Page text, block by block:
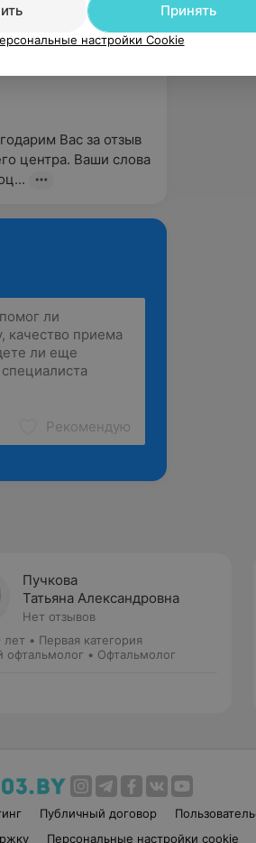
Очень
Елена Максимовна.
Вас за отзыв
центра. Ваши слова
Рекомендую
Пучкова
Татьяна Александровна
Нет отзывов
лет • Первая категория
офтальмолог • Офтальмолог
Публичный договор
Персональные настройки cookie
Принять
настройки Cookie